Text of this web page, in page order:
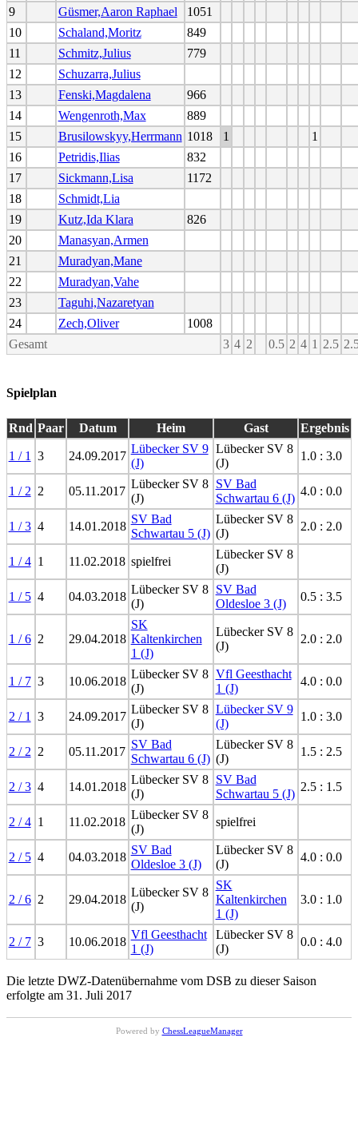
9 Güsmer,Aaron Raphael
1051
10
Schaland,Moritz
849
11
Schmitz,Julius
779
12
Schuzarra,Julius
13
Fenski,Magdalena
966
14
Wengenroth,Max
889
15
Brusilowskyy,Herrmann 1018 1
1
16
Petridis,Ilias
832
17
Sickmann,Lisa
1172
18
Schmidt,Lia
19
Kutz,Ida Klara
826
20
Manasyan,Armen
21
Muradyan,Mane
22
Muradyan,Vahe
23
Taguhi,Nazaretyan
24
Zech,Oliver
1008
Gesamt
3 4 2 0.5 2 4 1 2.5
Spielplan
Rnd Paar Datum Heim Gast Ergebnis
1 / 1 3 24.09.2017
Lübecker SV 9
(J)
Lübecker SV 8
(J)
1.0 : 3.0
1 / 2 2 05.11.2017
Lübecker SV 8
(J)
SV Bad
Schwartau 6 (J)
4.0 : 0.0
1 / 3 4 14.01.2018
SV Bad
Schwartau 5 (J)
Lübecker SV 8
(J)
2.0 : 2.0
1 / 4 1 11.02.2018 spielfrei
Lübecker SV 8
(J)
1 / 5 4 04.03.2018
Lübecker SV 8
(J)
SV Bad
Oldesloe 3 (J)
0.5 : 3.5
1 / 6 2 29.04.2018
SK
Kaltenkirchen
1 (J)
Lübecker SV 8
(J)
2.0 : 2.0
1 / 7 3 10.06.2018
Lübecker SV 8
(J)
Vfl Geesthacht
1 (J)
4.0 : 0.0
2 / 1 3 24.09.2017
Lübecker SV 8
(J)
Lübecker SV 9
(J)
1.0 : 3.0
2 / 2 2 05.11.2017
SV Bad
Schwartau 6 (J)
Lübecker SV 8
(J)
1.5 : 2.5
2 / 3 4 14.01.2018
Lübecker SV 8
(J)
SV Bad
Schwartau 5 (J)
2.5 : 1.5
2 / 4 1 11.02.2018
Lübecker SV 8
(J)
spielfrei
2 / 5 4 04.03.2018
SV Bad
Oldesloe 3 (J)
Lübecker SV 8
(J)
4.0 : 0.0
2 / 6 2 29.04.2018
Lübecker SV 8
(J)
SK
Kaltenkirchen
1 (J)
3.0 : 1.0
2 / 7 3 10.06.2018
Vfl Geesthacht
1 (J)
Lübecker SV 8
(J)
0.0 : 4.0
Die letzte DWZ-Datenübernahme vom DSB zu dieser Saison
erfolgte am 31. Juli 2017
Powered by ChessLeagueManager